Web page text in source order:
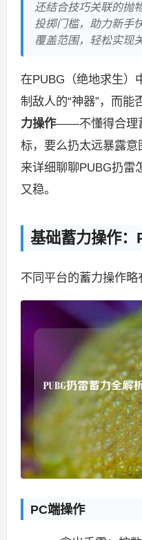
还结合技巧关联的抛
投掷门槛，助力新手
覆盖范围，轻松实现
在PUBG（绝地求生）
制敌人的“神器”，而能
力操作——不懂得合理
标，要么扔太远暴露意
来详细聊聊PUBG扔雷
又稳。
基础蓄力操作
不同平台的蓄力操作略
PC端操作